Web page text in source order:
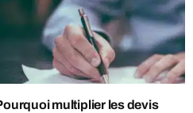
multiplier les devis